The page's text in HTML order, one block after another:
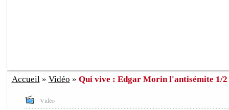
Accueil» Vidéo » Qui vive : Edgar Morin l'antisémite 1/2
Vidéo